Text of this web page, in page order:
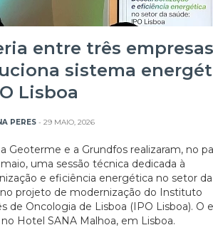
entre três empresas
sistema
Lisboa
PERES - 29 MAIO, 2026
a Geoterme e a Grundfos realizaram, no
uma sessão técnica dedicada à
e eficiência energética no setor
projeto de modernização do Instituto
de Oncologia de Lisboa (IPO Lisboa). O
Hotel SANA Malhoa, em Lisboa.